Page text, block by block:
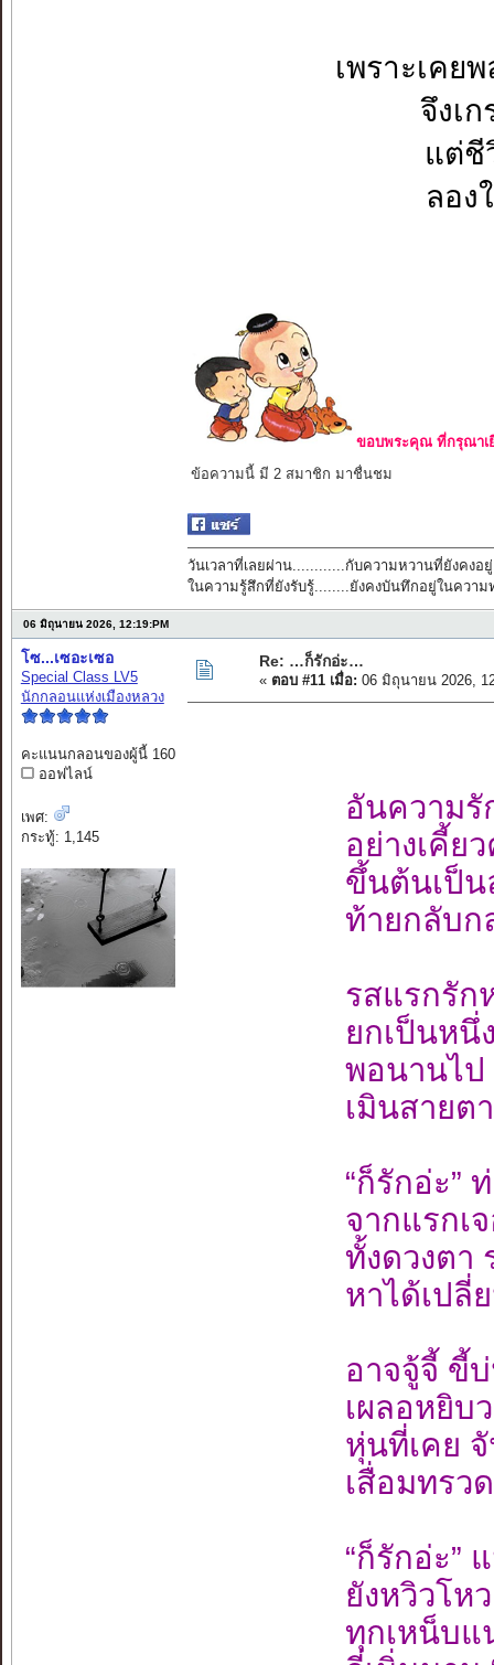
เพราะเคย
จึงเ
แต่ชี
ลอง
ขอบพระคุณ ที่กรุณาเ
ข้อความนี้ มี 2 สมาชิก มาชื่นชม
วันเวลาที่เลยผ่าน............กับความหวานที่ยังคงอยู่
ในความรู้สึกที่ยังรับรู้........ยังคงบันทึกอยู่ในความ
06 มิถุนายน 2026, 12:19:PM
โซ...เซอะเซอ
Special Class LV5
นักกลอนแห่งเมืองหลวง
คะแนนกลอนของผู้นี้ 160
ออฟไลน์
เพศ:
กระทู้: 1,145
Re: …ก็รักอ่ะ…
« ตอบ #11 เมื่อ: 06 มิถุนายน 2026,
อันความรั
อย่างเคี้ย
ขึ้นต้นเป็น
ท้ายกลับก
รสแรกรัก
ยกเป็นหนึ่
พอนานไป
เมินสายต
“ก็รักอ่ะ”
จากแรกเ
ทั้งดวงตา
หาได้เปลี่
อาจจู้จี้ ขี้
เผลอหยิบ
หุ่นที่เคย
เสื่อมทรว
“ก็รักอ่ะ”
ยังหวิวโห
ทุกเหน็บแ